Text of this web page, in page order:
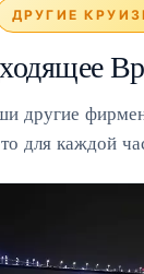
ДРУГИЕ
другие
для каждой